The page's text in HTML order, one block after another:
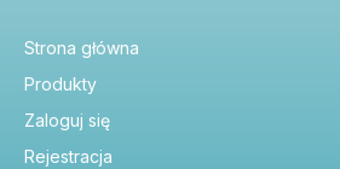
Strona główna
Produkty
Zaloguj się
Rejestracja